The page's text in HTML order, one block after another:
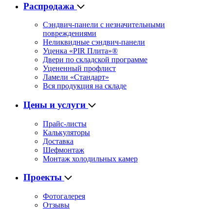
Распродажа
Сэндвич-панели с незначительными
повреждениями
Неликвидные сэндвич-панели
Уценка «PIR Плита»®
Двери по складской программе
Уцененный профлист
Ламели «Стандарт»
Вся продукция на складе
Цены и услуги
Прайс-листы
Калькуляторы
Доставка
Шефмонтаж
Монтаж холодильных камер
Проекты
Фотогалерея
Отзывы